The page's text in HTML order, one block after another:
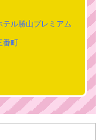
ル勝山プレミアム
番町